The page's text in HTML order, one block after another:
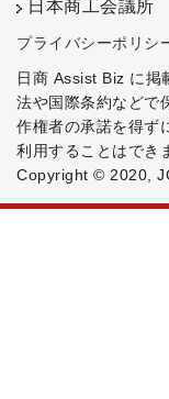
日本商工会議所
プライバシーポリシ
日商 Assist Biz に掲
法や国際条約などで
作権者の承諾を得ず
利用することはでき
Copyright © 2020,